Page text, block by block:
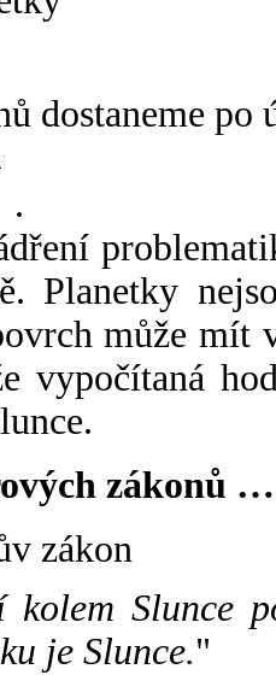
dostaneme po
.
Planetky
může mít
vypočítaná
zákonů …
zákon
kolem Slunce
je Slunce."